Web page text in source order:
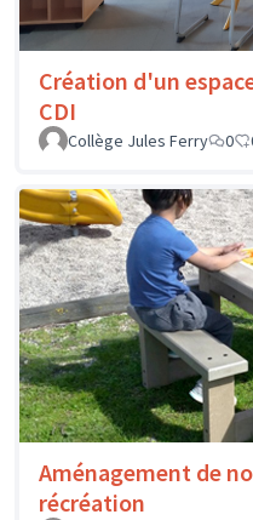
Création d'un
CDI
Collège Jules Ferry
0
Aménagement de
récréation